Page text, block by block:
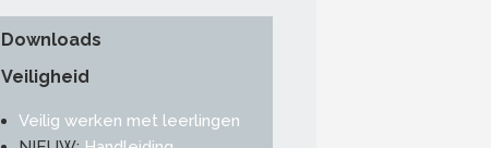
Downloads
Veiligheid
Veilig werken met leerlingen